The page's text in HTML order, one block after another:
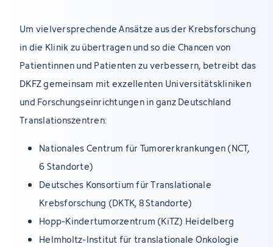
Um vielversprechende Ansätze aus der Krebsforschung
in die Klinik zu übertragen und so die Chancen von
Patientinnen und Patienten zu verbessern, betreibt das
DKFZ gemeinsam mit exzellenten Universitätskliniken
und Forschungseinrichtungen in ganz Deutschland
Translationszentren:
Nationales Centrum für Tumorerkrankungen (NCT,
6 Standorte)
Deutsches Konsortium für Translationale
Krebsforschung (DKTK, 8 Standorte)
Hopp-Kindertumorzentrum (KiTZ) Heidelberg
Helmholtz-Institut für translationale Onkologie